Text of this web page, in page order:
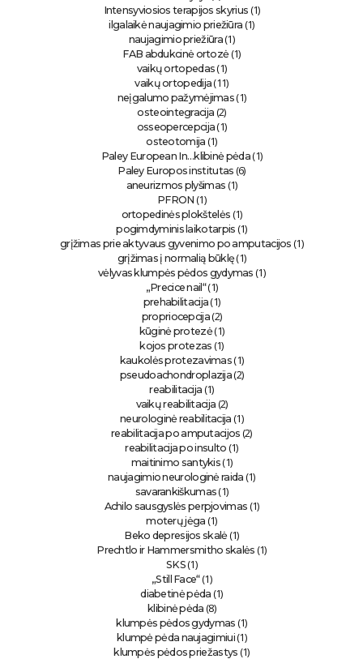
Intensyviosios terapijos skyrius (1)
ilgalaikė naujagimio priežiūra (1)
naujagimio priežiūra(1)
FAB abdukcinė ortozė(1)
vaikų ortopedas (1)
vaikų ortopedija (11)
neįgalumo pažymėjimas (1)
osteointegracija (2)
osseopercepcija (1)
osteotomija (1)
Paley European In…klibinė pėda(1)
Paley Europos institutas (6)
aneurizmos plyšimas (1)
PFRON (1)
ortopedinės plokštelės (1)
pogimdyminis laikotarpis (1)
grįžimas prie aktyvaus gyvenimo po amputacijos (1)
grįžimas į normalią būklę(1)
vėlyvas klumpės pėdos gydymas (1)
„Precice nail“(1)
prehabilitacija (1)
propriocepcija (2)
kūginė protezė(1)
kojos protezas (1)
kaukolės protezavimas (1)
pseudoachondroplazija (2)
reabilitacija (1)
vaikų reabilitacija (2)
neurologinė reabilitacija (1)
reabilitacija po amputacijos (2)
reabilitacija po insulto (1)
maitinimo santykis (1)
naujagimio neurologinė raida (1)
savarankiškumas (1)
Achilo sausgyslės perpjovimas (1)
moterų jėga (1)
Beko depresijos skalė(1)
Prechtlo ir Hammersmitho skalės (1)
SKS(1)
„Still Face“(1)
diabetinė pėda (1)
klibinė pėda (8)
klumpės pėdos gydymas (1)
klumpė pėda naujagimiui(1)
klumpės pėdos priežastys (1)